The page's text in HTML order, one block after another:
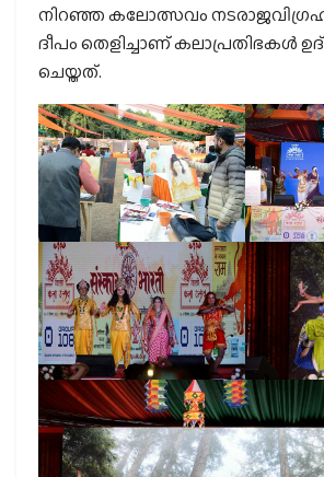
നിറഞ്ഞ കലോത്സവം
ദീപം തെളിച്ചാണ് കലാപ്രതിഭകള്‍
ചെയ്തത്.